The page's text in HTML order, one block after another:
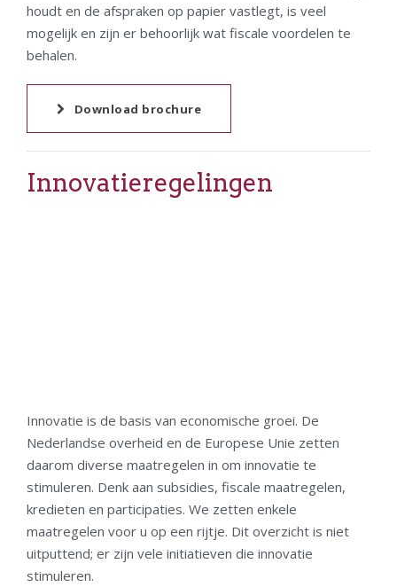
houdt en de afspraken op papier vastlegt, is veel
mogelijk en zijn er behoorlijk wat fiscale voordelen te
behalen.
Download brochure
Innovatieregelingen
Innovatie is de basis van economische groei. De
Nederlandse overheid en de Europese Unie zetten
daarom diverse maatregelen in om innovatie te
stimuleren. Denk aan subsidies, fiscale maatregelen,
kredieten en participaties. We zetten enkele
maatregelen voor u op een rijtje. Dit overzicht is niet
uitputtend; er zijn vele initiatieven die innovatie
stimuleren.